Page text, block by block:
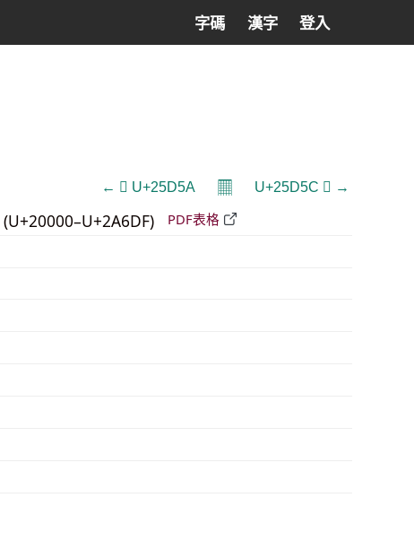
字碼 漢字 登入
← 𥵚 U+25D5A 𝄜 U+25D5C 𥵜 →
(U+20000–U+2A6DF) PDF表格